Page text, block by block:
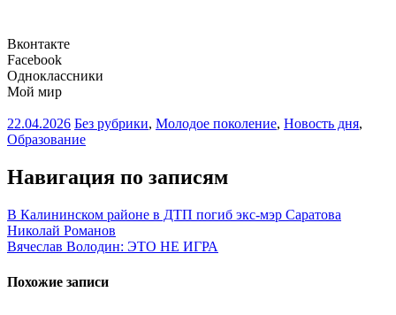
Вконтакте
Facebook
Одноклассники
Мой мир
22.04.2026 Без рубрики, Молодое поколение, Новость дня,
Образование
Навигация по записям
В Калининском районе в ДТП погиб экс-мэр Саратова
Николай Романов
Вячеслав Володин: ЭТО НЕ ИГРА
Похожие записи